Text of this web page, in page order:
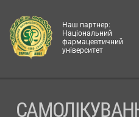
Наш партнер:
Національний
фармацевтичний
університет